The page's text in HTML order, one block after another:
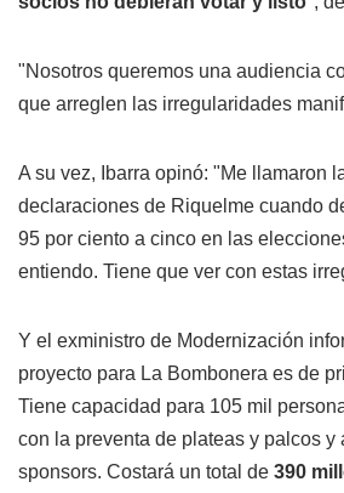
"Nosotros queremos una audiencia
que arreglen las irregularidades
A su vez, Ibarra opinó: "Me llamaron
declaraciones de Riquelme cuando
95 por ciento a cinco en las
entiendo. Tiene que ver con estas
Y el exministro de Modernización
proyecto para La Bombonera es de
Tiene capacidad para 105 mil
con la preventa de plateas y palcos y
sponsors. Costará un total de 390